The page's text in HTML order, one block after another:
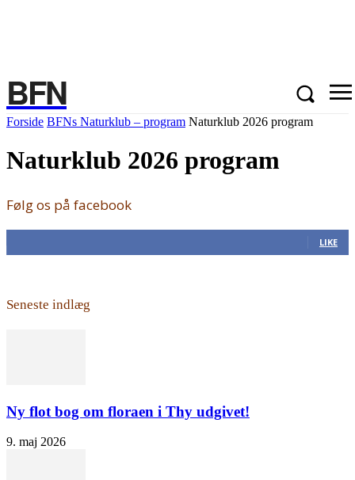
BFN
Forside BFNs Naturklub – program Naturklub 2026 program
Naturklub 2026 program
Følg os på facebook
LIKE
Seneste indlæg
Ny flot bog om floraen i Thy udgivet!
9. maj 2026